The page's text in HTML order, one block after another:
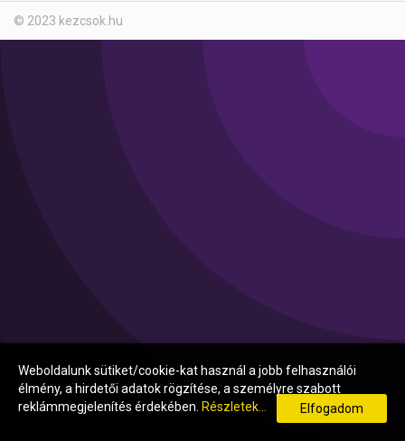
© 2023 kezcsok.hu
Weboldalunk sütiket/cookie-kat használ a jobb felhasználói
élmény, a hirdetői adatok rögzítése, a személyre szabott
reklámmegjelenítés érdekében. Részletek... Elfogadom